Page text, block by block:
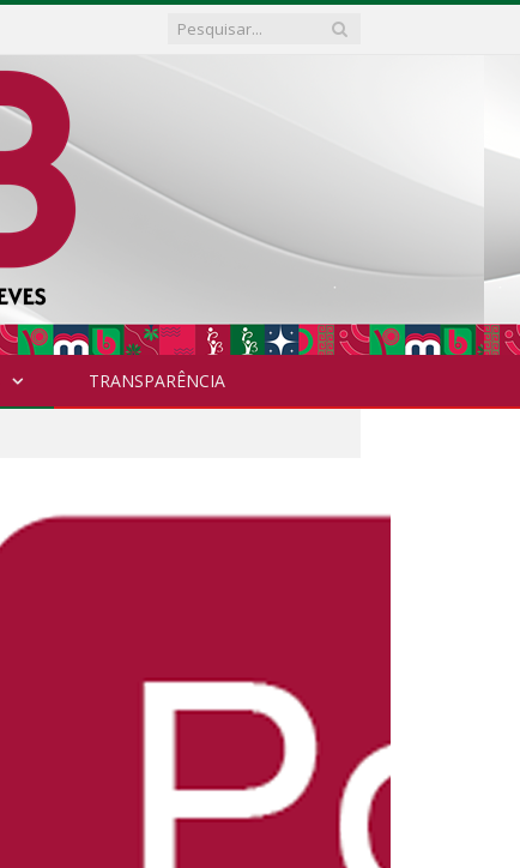
TRANSPARÊNCIA